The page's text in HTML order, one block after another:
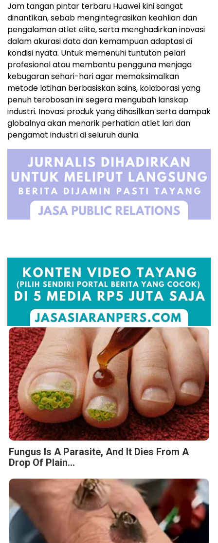
Jam tangan pintar terbaru Huawei kini sangat
dinantikan, sebab mengintegrasikan keahlian dan
pengalaman atlet elite, serta menghadirkan inovasi
dalam akurasi data dan kemampuan adaptasi di
kondisi nyata. Untuk memenuhi tuntutan pelari
profesional atau membantu pengguna menjaga
kebugaran sehari-hari agar memaksimalkan
metode latihan berbasiskan sains, kolaborasi yang
penuh terobosan ini segera mengubah lanskap
industri. Inovasi produk yang dihasilkan serta dampak
globalnya akan menarik perhatian atlet lari dan
pengamat industri di seluruh dunia.
Fungus Is A Parasite, And It Dies From A
Drop Of Plain...